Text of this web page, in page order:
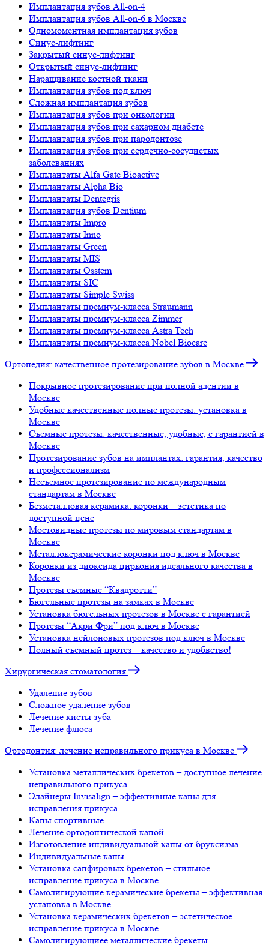
Имплантация зубов All-on-4
Имплантация зубов All-on-6 в Москве
Одномоментная имплантация зубов
Синус-лифтинг
Закрытый синус-лифтинг
Открытый синус-лифтинг
Наращивание костной ткани
Имплантация зубов под ключ
Сложная имплантация зубов
Имплантация зубов при онкологии
Имплантация зубов при сахарном диабете
Имплантация зубов при пародонтозе
Имплантация зубов при сердечно-сосудистых
заболеваниях
Имплантаты Alfa Gate Bioactive
Имплантаты Alpha Bio
Имплантаты Dentegris
Имплантация зубов Dentium
Имплантаты Impro
Имплантаты Inno
Имплантаты Green
Имплантаты MIS
Имплантаты Osstem
Имплантаты SIC
Имплантаты Simple Swiss
Имплантаты премиум-класса Straumann
Имплантаты премиум-класса Zimmer
Имплантаты премиум-класса Astra Tech
Имплантаты премиум-класса Nobel Biocare
Ортопедия: качественное протезирование зубов в Москве
Покрывное протезирование при полной адентии в
Москве
Удобные качественные полные протезы: установка в
Москве
Съемные протезы: качественные, удобные, с гарантией в
Москве
Протезирование зубов на имплантах: гарантия, качество
и профессионализм
Несъемное протезирование по международным
стандартам в Москве
Безметалловая керамика: коронки – эстетика по
доступной цене
Мостовидные протезы по мировым стандартам в
Москве
Металлокерамические коронки под ключ в Москве
Коронки из диоксида циркония идеального качества в
Москве
Протезы съемные “Квадротти”
Бюгельные протезы на замках в Москве
Установка бюгельных протезов в Москве с гарантией
Протезы “Акри Фри” под ключ в Москве
Установка нейлоновых протезов под ключ в Москве
Полный съемный протез – качество и удобвство!
Хирургическая стоматология
Удаление зубов
Сложное удаление зубов
Лечение кисты зуба
Лечение флюса
Ортодонтия: лечение неправильного прикуса в Москве
Установка металлических брекетов – доступное лечение
неправильного прикуса
Элайнеры Invisalign – эффективные капы для
исправления прикуса
Капы спортивные
Лечение ортодонтической капой
Изготовление индивидуальной капы от бруксизма
Индивидуальные капы
Установка сапфировых брекетов – стильное
исправление прикуса в Москве
Самолигирующие керамические брекеты – эффективная
установка в Москве
Установка керамических брекетов – эстетическое
исправление прикуса в Москве
Самолигирующиее металлические брекеты